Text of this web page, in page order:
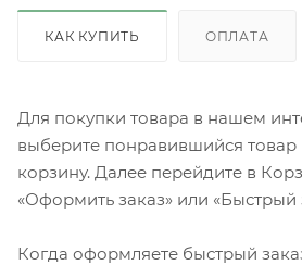
КАК КУПИТЬ ОПЛАТА
Для покупки товара в нашем
выберите понравившийся товар
корзину. Далее перейдите в
«Оформить заказ» или «Быстрый
Когда оформляете быстрый